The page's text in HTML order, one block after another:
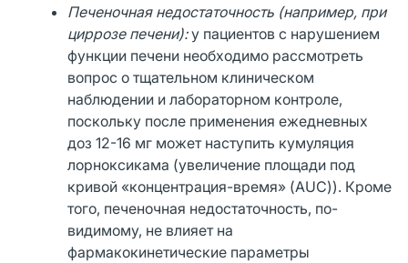
Печеночная недостаточность (например, при
циррозе печени):у пациентов с нарушением
функции печени необходимо рассмотреть
вопрос о тщательном клиническом
наблюдении и лабораторном контроле,
поскольку после применения ежедневных
доз 12-16 мг может наступить кумуляция
лорноксикама (увеличение площади под
кривой «концентрация-время» (AUC)). Кроме
того, печеночная недостаточность, по-
видимому, не влияет на
фармакокинетические параметры